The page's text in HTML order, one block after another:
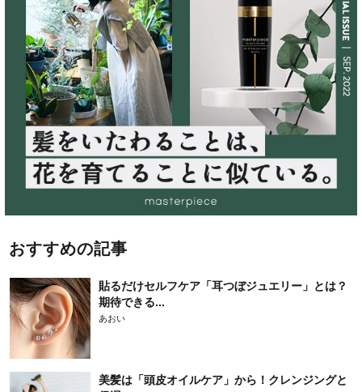
おすすめの記事
貼るだけセルフケア「耳つぼジュエリー」とは？
期待できる...
あおい
美髪は「頭皮オイルケア」から！クレンジングと